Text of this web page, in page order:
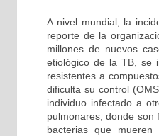
A nivel mundial, la
reporte de la
millones de nuevos
etiológico de la TB, se
resistentes a
dificulta su control
individuo infectado a
pulmonares, donde son
bacterias que